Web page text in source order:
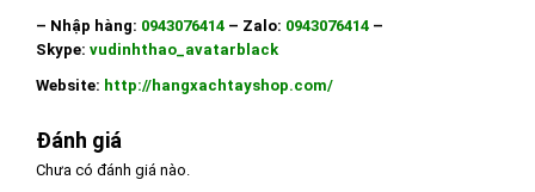
– Nhập hàng: 0943076414 – Zalo: 0943076414 –
Skype: vudinhthao_avatarblack
Website: http://hangxachtayshop.com/
Đánh giá
Chưa có đánh giá nào.